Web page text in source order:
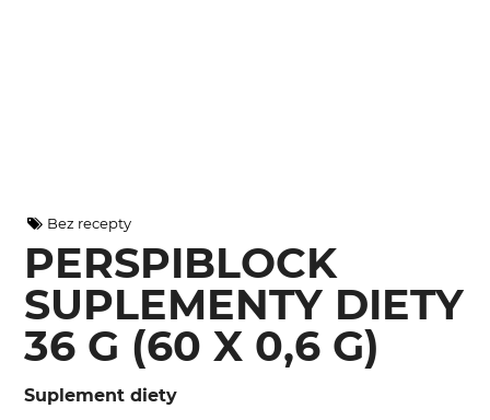
Bez recepty
PERSPIBLOCK
SUPLEMENTY DIETY
36 G (60 X 0,6 G)
Suplement diety